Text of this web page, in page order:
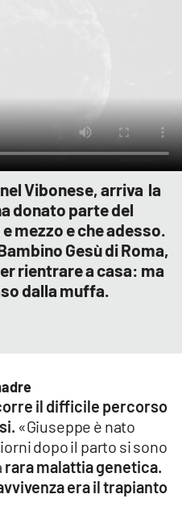
Vibonese, arriva la
donato parte del
mezzo e che adesso.
Gesù di Roma,
rientrare a casa: ma
dalla muffa.
il difficile percorso
«Giuseppe è nato
dopo il parto si sono
rara malattia genetica.
era il trapianto